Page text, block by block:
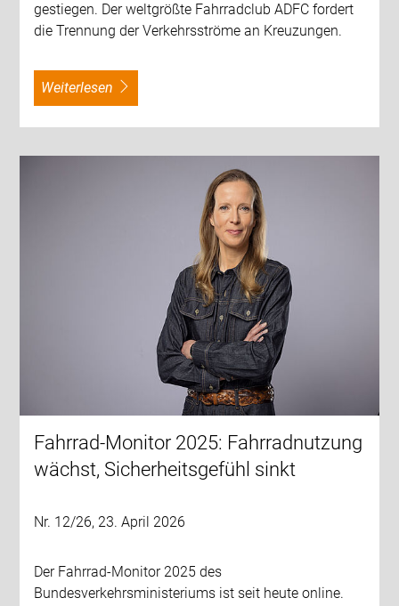
gestiegen. Der weltgrößte Fahrradclub ADFC fordert
die Trennung der Verkehrsströme an Kreuzungen.
weiterlesen
Fahrrad-Monitor 2025: Fahrradnutzung
wächst, Sicherheitsgefühl sinkt
Nr. 12/26, 23. April 2026
Der Fahrrad-Monitor 2025 des
Bundesverkehrsministeriums ist seit heute online.